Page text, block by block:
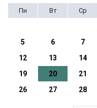
Пн
Вт Ср
5
6 7
12
13 14
19
20 21
26
27 28